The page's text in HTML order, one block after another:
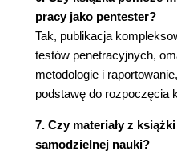
Lokalne podatności
Lokalna kontrola
Lokalne
OpenVAS
Rootkity
Szybki start z
Konfiguracja
pracy jako pentester?
Tak, publikacja
testów penetracyjnych,
metodologie i
podstawę do rozpoczęcia
7. Czy materiały z
samodzielnej nauki?